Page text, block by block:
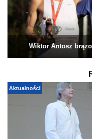
Wiktor Antosz
Aktualności